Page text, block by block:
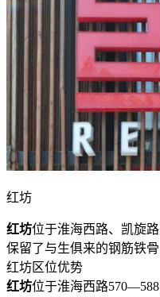
红坊
红坊位于淮海西路、凯旋
保留了与生俱来的钢筋铁
红坊区位优势
红坊位于淮海西路